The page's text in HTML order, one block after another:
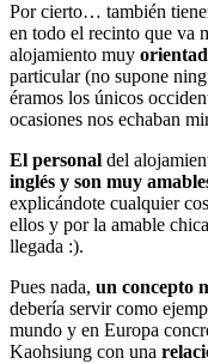
Por cierto… también
en todo el recinto que va
alojamiento muy
particular (no supone
éramos los únicos
ocasiones nos echaban
El personal del
inglés y son muy
explicándote cualquier
ellos y por la amable
llegada :).
Pues nada, un concepto
debería servir como
mundo y en Europa
Kaohsiung con una